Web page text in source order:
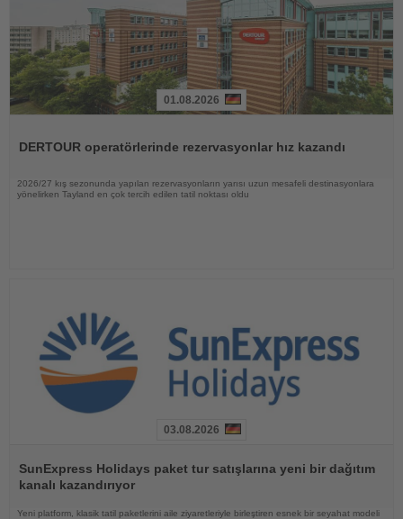
01.08.2026
DERTOUR operatörlerinde rezervasyonlar hız kazandı
2026/27 kış sezonunda yapılan rezervasyonların yarısı uzun mesafeli destinasyonlara
yönelirken Tayland en çok tercih edilen tatil noktası oldu
Oku
03.08.2026
SunExpress Holidays paket tur satışlarına yeni bir dağıtım
kanalı kazandırıyor
Yeni platform, klasik tatil paketlerini aile ziyaretleriyle birleştiren esnek bir seyahat modeli